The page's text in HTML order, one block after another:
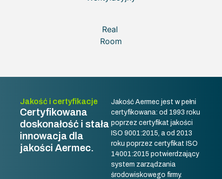
Real
Room
Jakość i certyfikacje
Certyfikowana
doskonałość i stała
innowacja dla
jakości Aermec.
Jakość Aermec jest w pełni
certyfikowana: od 1993 roku
poprzez certyfikat jakości
ISO 9001:2015, a od 2013
roku poprzez certyfikat ISO
14001:2015 potwierdzający
system zarządzania
środowiskowego firmy.